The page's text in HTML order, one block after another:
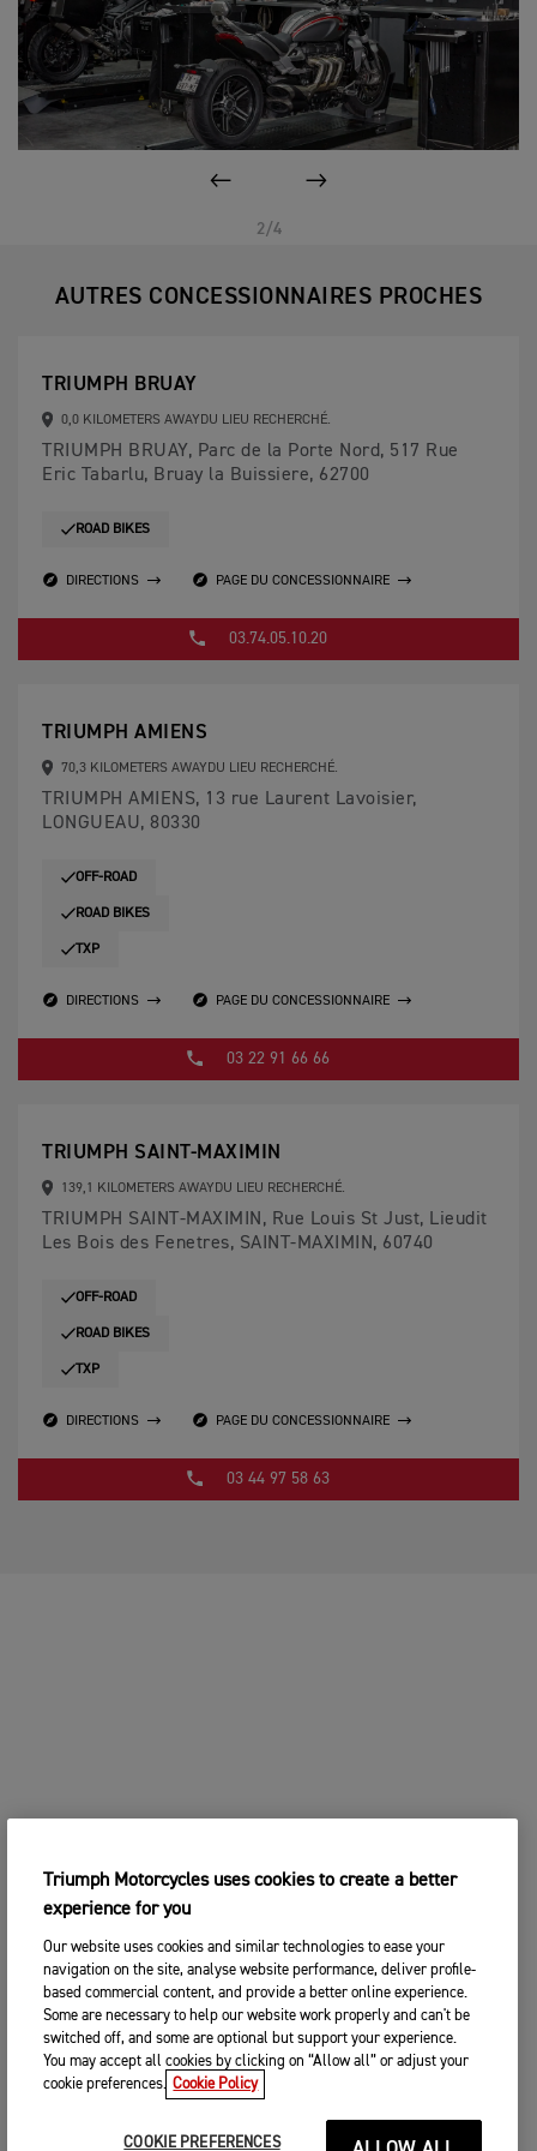
2/4
AUTRES CONCESSIONNAIRES PROCHES
TRIUMPH BRUAY
0,0 KILOMETERS AWAYDU LIEU RECHERCHÉ.
TRIUMPH BRUAY, Parc de la Porte Nord, 517 Rue
Eric Tabarlu, Bruay la Buissiere, 62700
ROAD BIKES
DIRECTIONS PAGE DU CONCESSIONNAIRE
03.74.05.10.20
TRIUMPH AMIENS
70,3 KILOMETERS AWAYDU LIEU RECHERCHÉ.
TRIUMPH AMIENS, 13 rue Laurent Lavoisier,
LONGUEAU, 80330
OFF-ROAD
ROAD BIKES
TXP
DIRECTIONS PAGE DU CONCESSIONNAIRE
03 22 91 66 66
TRIUMPH SAINT-MAXIMIN
139,1 KILOMETERS AWAYDU LIEU RECHERCHÉ.
TRIUMPH SAINT-MAXIMIN, Rue Louis St Just, Lieudit
Les Bois des Fenetres, SAINT-MAXIMIN, 60740
OFF-ROAD
ROAD BIKES
TXP
DIRECTIONS PAGE DU CONCESSIONNAIRE
03 44 97 58 63
Triumph Motorcycles uses cookies to create a better
experience for you
Our website uses cookies and similar technologies to ease your
navigation on the site, analyse website performance, deliver profile-
based commercial content, and provide a better online experience.
Some are necessary to help our website work properly and can't be
switched off, and some are optional but support your experience.
You may accept all cookies by clicking on “Allow all” or adjust your
cookie preferences. Cookie Policy
COOKIE PREFERENCES